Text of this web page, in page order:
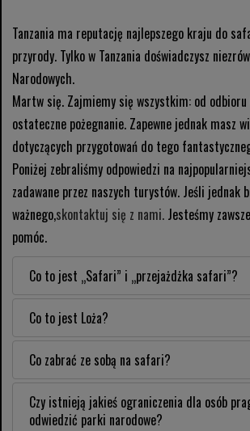
Tanzania ma reputację najlepszego kraju do
przyrody. Tylko w Tanzania doświadczysz
Narodowych.
Martw się. Zajmiemy się wszystkim: od
ostateczne pożegnanie. Zapewne jednak masz
dotyczących przygotowań do tego
Poniżej zebraliśmy odpowiedzi na
zadawane przez naszych turystów. Jeśli jednak
ważnego,skontaktuj się z nami. Jesteśmy
pomóc.
Co to jest „Safari” i „przejażdżka safari”?
Co to jest Loża?
Co zabrać ze sobą na safari?
Czy istnieją jakieś ograniczenia dla osób
odwiedzić parki narodowe?